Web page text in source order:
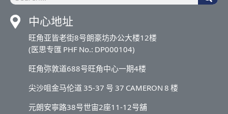
中心地址
旺角亚皆老街8号朗豪坊办公大楼12楼
(医思专匯 PHF No.: DP000104)
旺角弥敦道688号旺角中心一期4楼
尖沙咀金马伦道 35-37 号 37 CAMERON 8 楼
元朗安寧路38号世宙2座11-12号舖